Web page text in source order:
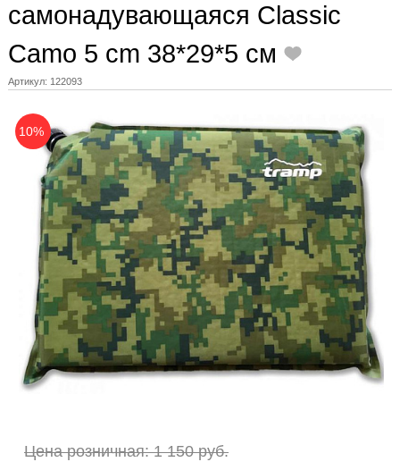
самонадувающаяся Classic
Camo 5 cm 38*29*5 см
Артикул: 122093
10%
Цена розничная: 1 150 руб.